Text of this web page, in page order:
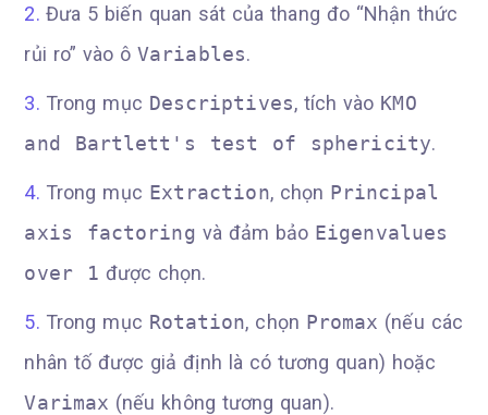
Đưa 5 biến quan sát của thang đo “Nhận thức
rủi ro” vào ôVariables.
Trong mục Descriptives, tích vào KMO
and Bartlett's test of sphericity.
Trong mục Extraction, chọn Principal
axis factoring và đảm bảo Eigenvalues
over 1 được chọn.
Trong mục Rotation, chọn Promax (nếu các
nhân tố được giả định là có tương quan) hoặc
Varimax (nếu không tương quan).